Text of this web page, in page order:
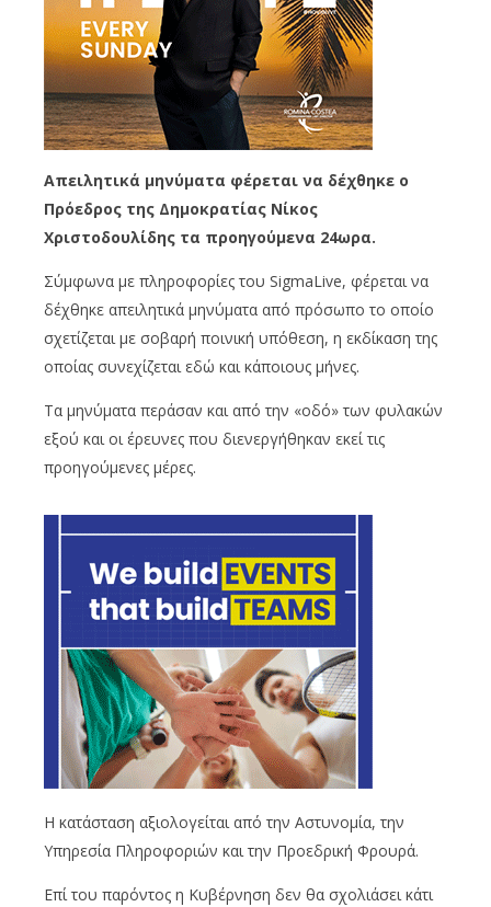
Απειλητικά μηνύματα φέρεται να δέχθηκε ο
Πρόεδρος της Δημοκρατίας Νίκος
Χριστοδουλίδης τα προηγούμενα 24ωρα.
Σύμφωνα με πληροφορίες του SigmaLive, φέρεται να
δέχθηκε απειλητικά μηνύματα από πρόσωπο το οποίο
σχετίζεται με σοβαρή ποινική υπόθεση, η εκδίκαση της
οποίας συνεχίζεται εδώ και κάποιους μήνες.
Τα μηνύματα περάσαν και από την «οδό» των φυλακών
εξού και οι έρευνες που διενεργήθηκαν εκεί τις
προηγούμενες μέρες.
Η κατάσταση αξιολογείται από την Αστυνομία, την
Υπηρεσία Πληροφοριών και την Προεδρική Φρουρά.
Επί του παρόντος η Κυβέρνηση δεν θα σχολιάσει κάτι